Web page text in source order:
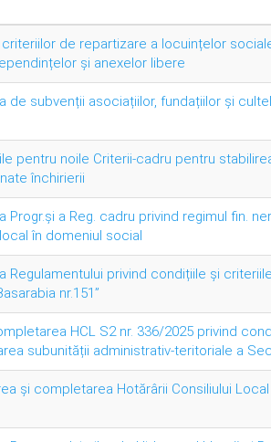
de repartizare a locuințelor
și anexelor libere
de subvenții asociațiilor, fundațiilor și
pentru noile Criterii-cadru pentru
închirierii
a Reg. cadru privind regimul fin.
în domeniul social
Regulamentului privind condițiile și
nr.151”
HCL S2 nr. 336/2025 privind
subunității administrativ-teritoriale a
şi completarea Hotărârii Consiliului